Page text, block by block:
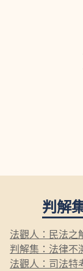
判解
法觀人：民法之
判解集：法律不
法觀人：司法特